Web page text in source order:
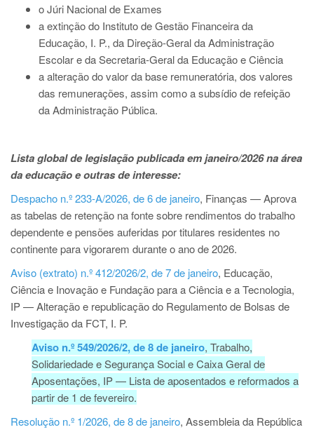
o Júri Nacional de Exames
a extinção do Instituto de Gestão Financeira da
Educação, I. P., da Direção-Geral da Administração
Escolar e da Secretaria-Geral da Educação e Ciência
a alteração do valor da base remuneratória, dos valores
das remunerações, assim como a subsídio de refeição
da Administração Pública.
Lista global de legislação publicada em janeiro/2026 na área
da educação e outras de interesse:
Despacho n.º 233-A/2026, de 6 de janeiro, Finanças — Aprova
as tabelas de retenção na fonte sobre rendimentos do trabalho
dependente e pensões auferidas por titulares residentes no
continente para vigorarem durante o ano de 2026.
Aviso (extrato) n.º 412/2026/2, de 7 de janeiro, Educação,
Ciência e Inovação e Fundação para a Ciência e a Tecnologia,
IP — Alteração e republicação do Regulamento de Bolsas de
Investigação da FCT, I. P.
Aviso n.º 549/2026/2, de 8 de janeiro, Trabalho,
Solidariedade e Segurança Social e Caixa Geral de
Aposentações, IP — Lista de aposentados e reformados a
partir de 1 de fevereiro.
Resolução n.º 1/2026, de 8 de janeiro, Assembleia da República